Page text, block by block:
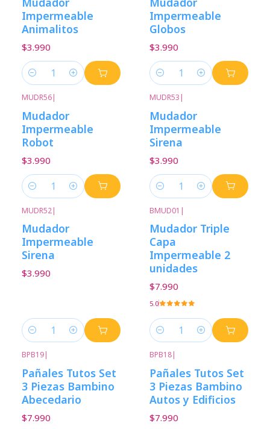
Impermeable
Animalitos
$3.990
Cantidad
Impermeable
Globos
$3.990
Cantidad
MUDR56
Mudador
Impermeable
Robot
$3.990
Cantidad
MUDR53
Mudador
Impermeable
Sirena
$3.990
Cantidad
MUDR52|
Mudador
Impermeable
Sirena
$3.990
Cantidad
BMUD01 |
Mudador Triple
Capa
Impermeable 2
unidades
$7.990
5.0
Cantidad
BPB19|
Pañales Tutos Set
3 Piezas Bambino
Abecedario
$7.990
BPB18|
Pañales Tutos Set
3 Piezas Bambino
Autos y Edificios
$7.990